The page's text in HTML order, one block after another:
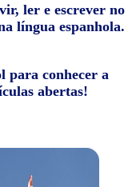
ler e escrever no
língua espanhola.
para conhecer a
abertas!